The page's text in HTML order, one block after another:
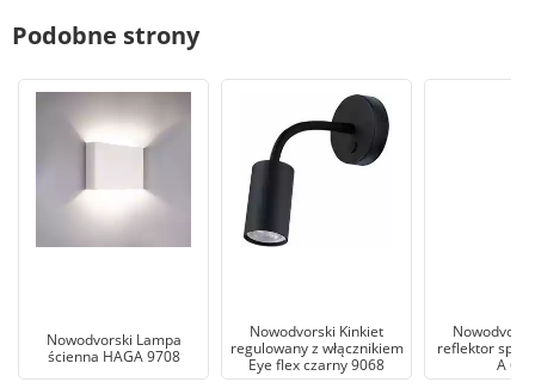
Podobne strony
Nowodvorski Lampa
ścienna HAGA 9708
Nowodvorski Kinkiet
regulowany z włącznikiem
Eye flex czarny 9068
reflektor spot
A